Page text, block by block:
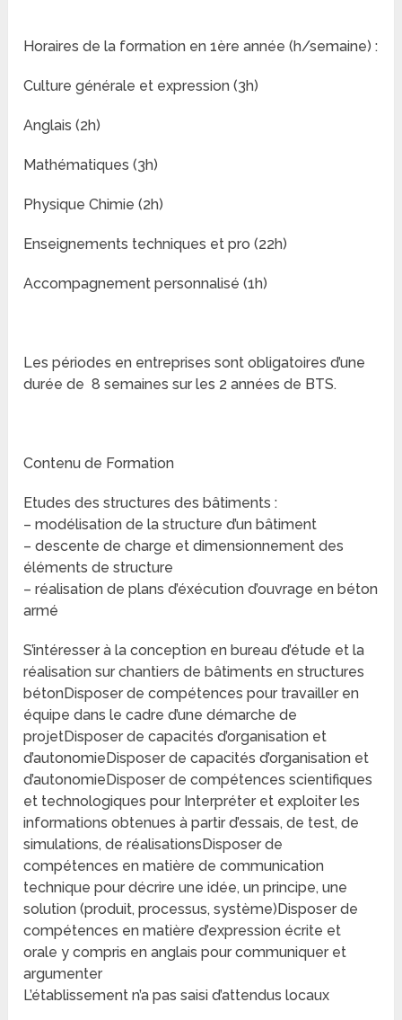
Horaires de la formation en 1ère année (h/semaine) :
Culture générale et expression (3h)
Anglais (2h)
Mathématiques (3h)
Physique Chimie (2h)
Enseignements techniques et pro (22h)
Accompagnement personnalisé (1h)
Les périodes en entreprises sont obligatoires d’une
durée de 8 semaines sur les 2 années de BTS.
Contenu de Formation
Etudes des structures des bâtiments :
– modélisation de la structure d’un bâtiment
– descente de charge et dimensionnement des
éléments de structure
– réalisation de plans d’éxécution d’ouvrage en béton
armé
S’intéresser à la conception en bureau d’étude et la
réalisation sur chantiers de bâtiments en structures
bétonDisposer de compétences pour travailler en
équipe dans le cadre d’une démarche de
projetDisposer de capacités d’organisation et
d’autonomieDisposer de capacités d’organisation et
d’autonomieDisposer de compétences scientifiques
et technologiques pour Interpréter et exploiter les
informations obtenues à partir d’essais, de test, de
simulations, de réalisationsDisposer de
compétences en matière de communication
technique pour décrire une idée, un principe, une
solution (produit, processus, système)Disposer de
compétences en matière d’expression écrite et
orale y compris en anglais pour communiquer et
argumenter
L’établissement n’a pas saisi d’attendus locaux